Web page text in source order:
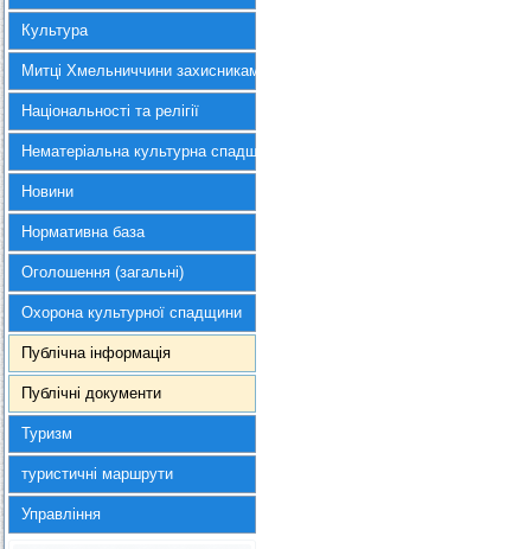
Культура
Митці Хмельниччини захисникам України
Національності та релігії
Нематеріальна культурна спадщина
Новини
Нормативна база
Оголошення (загальні)
Охорона культурної спадщини
Публічна інформація
Публічні документи
Туризм
туристичні маршрути
Управління